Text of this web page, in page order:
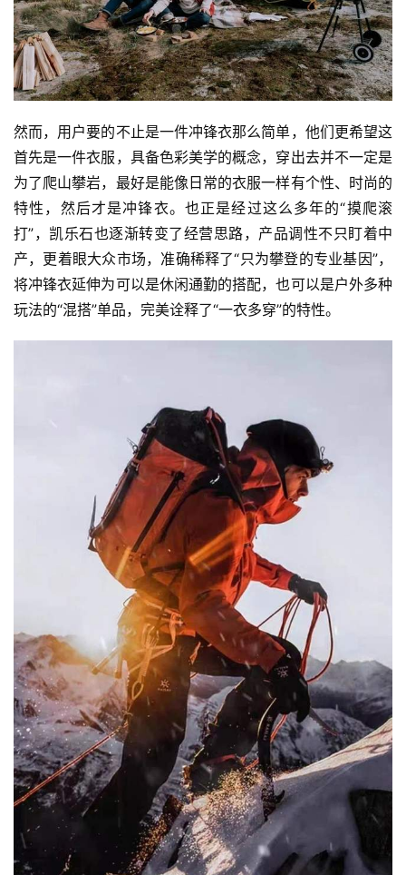
讯
公
司
时
尚
科
技
然而，用户要的不止是一件冲锋衣那么简单，他们更希望这
首先是一件衣服，具备色彩美学的概念，穿出去并不一定是
为了爬山攀岩，最好是能像日常的衣服一样有个性、时尚的
特性，然后才是冲锋衣。也正是经过这么多年的“摸爬滚
打”，凯乐石也逐渐转变了经营思路，产品调性不只盯着中
产，更着眼大众市场，准确稀释了“只为攀登的专业基因”，
将冲锋衣延伸为可以是休闲通勤的搭配，也可以是户外多种
玩法的“混搭”单品，完美诠释了“一衣多穿”的特性。